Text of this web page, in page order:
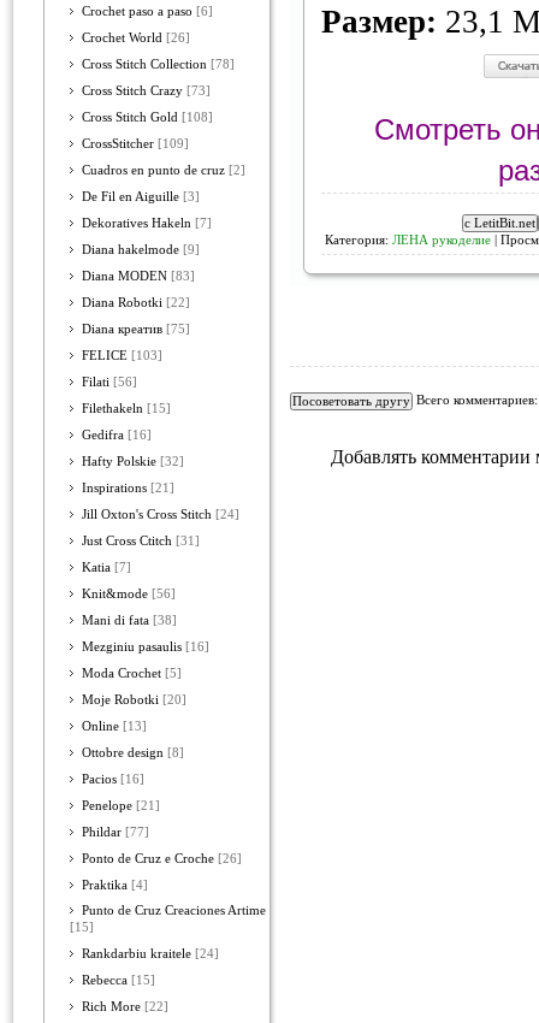
Crochet paso a paso [6]
Crochet World [26]
Cross Stitch Collection [78]
Cross Stitch Crazy [73]
Cross Stitch Gold [108]
CrossStitcher [109]
Cuadros en punto de cruz [2]
De Fil en Aiguille [3]
Dekoratives Hakeln [7]
Diana hakelmode [9]
Diana MODEN [83]
Diana Robotki [22]
Diana креатив [75]
FELICE [103]
Filati [56]
Filethakeln [15]
Gedifra [16]
Hafty Polskie [32]
Inspirations [21]
Jill Oxton's Cross Stitch [24]
Just Cross Ctitch [31]
Katia [7]
Knit&mode [56]
Mani di fata [38]
Mezginiu pasaulis [16]
Moda Crochet [5]
Moje Robotki [20]
Online [13]
Ottobre design [8]
Pacios [16]
Penelope [21]
Phildar [77]
Ponto de Cruz e Croche [26]
Praktika [4]
Punto de Cruz Creaciones Artime
[15]
Rankdarbiu kraitele [24]
Rebecca [15]
Rich More [22]
Размер: 23,1
Смотреть
Категория: ЛЕНА рукоделие |
Всего
Добавлять комментарии